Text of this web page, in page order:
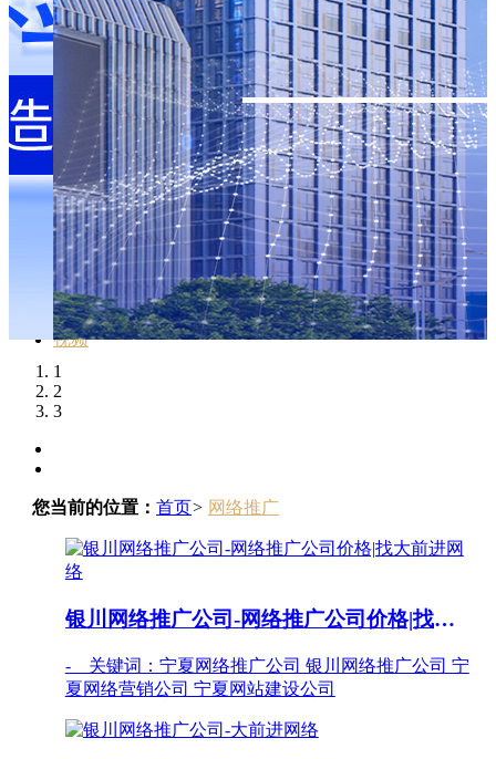
LBS
招聘
首页
走进我们
网络推广
大前进动态
联系我们
LBS
招聘
视频
1
2
3
您当前的位置：首页> 网络推广
银川网络推广公司-网络推广公司价格|找大前进网络
- 关键词：宁夏网络推广公司 银川网络推广公司 宁
夏网络营销公司 宁夏网站建设公司